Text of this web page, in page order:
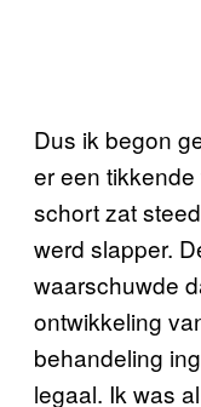
Dus ik begon
er een
schort zat
werd slapper.
waarschuwde
ontwikkeling
behandeling
legaal. Ik was